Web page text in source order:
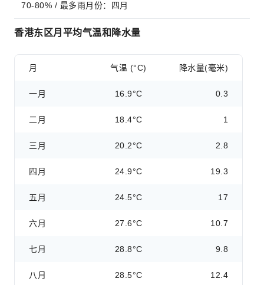
70-80% / 最多雨月份：四月
香港东区月平均气温和降水量
月 气温 (°C) 降水量(毫米)
一月 16.9°C 0.3
二月 18.4°C 1
三月 20.2°C 2.8
四月 24.9°C 19.3
五月 24.5°C 17
六月 27.6°C 10.7
七月 28.8°C 9.8
八月 28.5°C 12.4